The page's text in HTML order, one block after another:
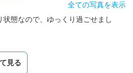
全ての写真を表示
状態なので、ゆっくり過ごせまし
見る